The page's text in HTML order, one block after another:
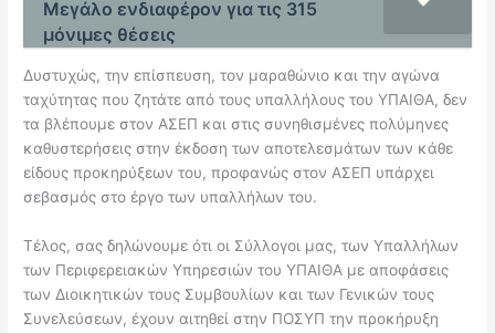
Μεγάλο ενδιαφέρον για τις 315
μόνιμες θέσεις
Δυστυχώς, την επίσπευση, τον μαραθώνιο και την αγώνα
ταχύτητας που ζητάτε από τους υπαλλήλους του ΥΠΑΙΘΑ, δεν
τα βλέπουμε στον ΑΣΕΠ και στις συνηθισμένες πολύμηνες
καθυστερήσεις στην έκδοση των αποτελεσμάτων των κάθε
είδους προκηρύξεων του, προφανώς στον ΑΣΕΠ υπάρχει
σεβασμός στο έργο των υπαλλήλων του.
Τέλος, σας δηλώνουμε ότι οι Σύλλογοι μας, των Υπαλλήλων
των Περιφερειακών Υπηρεσιών του ΥΠΑΙΘΑ με αποφάσεις
των Διοικητικών τους Συμβουλίων και των Γενικών τους
Συνελεύσεων, έχουν αιτηθεί στην ΠΟΣΥΠ την προκήρυξη